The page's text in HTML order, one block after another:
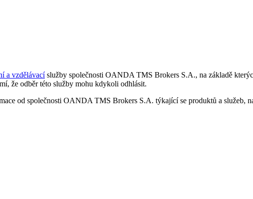
a vzdělávacíslužby společnosti OANDA TMS Brokers S.A., na základě
že odběr této služby mohu kdykoli odhlásit.
od společnosti OANDA TMS Brokers S.A. týkající se produktů a služeb,